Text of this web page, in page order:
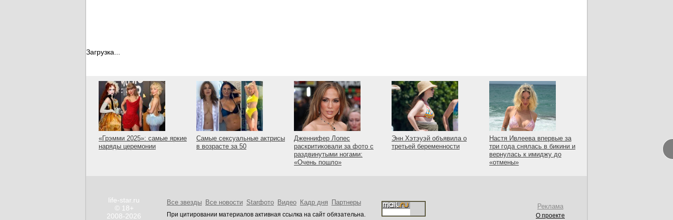
Загрузка...
«Грэмми 2025»: самые яркие
наряды церемонии
Самые сексуальные актрисы
в возрасте за 50
Дженнифер Лопес
раскритиковали за фото с
раздвинутыми ногами:
«Очень пошло»
Энн Хэтэуэй объявила о
третьей беременности
Настя Ивлеева впервые за
три года снялась в бикини и
вернулась к имиджу до
«отмены»
life-star.ru
© 18+
2008-2026
Все звезды Все новости Starфото Видео Кадр дня Партнеры
При цитировании материалов активная ссылка на сайт обязательна.
Реклама
О проекте